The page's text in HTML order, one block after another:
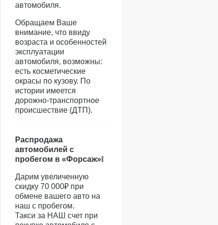
автомобиля.
Обращаем Ваше
внимание, что ввиду
возраста и особенностей
эксплуатации
автомобиля, возможны:
есть косметические
окрасы по кузову. По
истории имеется
дорожно-транспортное
происшествие (ДТП).
Распродажа
автомобилей с
пробегом в «Форсаж»❕
Дарим увеличенную
скидку 70 000₽ при
обмене вашего авто на
наш с пробегом.
Такси за НАШ счет при